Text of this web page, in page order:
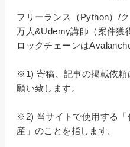
フリーランス（Python）/
万人&Udemy講師（案件獲
ロックチェーンは
※1) 寄稿、記事の掲載依頼
願い致します。
※2) 当サイトで使用する「
産」のことを指します。